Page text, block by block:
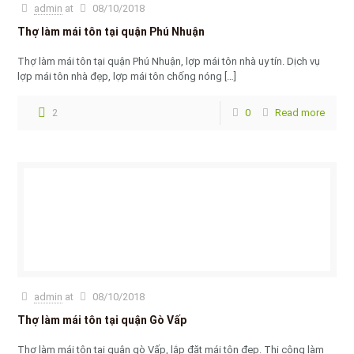
admin at 08/10/2018
Thợ làm mái tôn tại quận Phú Nhuận
Thợ làm mái tôn tại quận Phú Nhuận, lợp mái tôn nhà uy tín. Dịch vụ
lợp mái tôn nhà đẹp, lợp mái tôn chống nóng […]
2 0 Read more
admin at 08/10/2018
Thợ làm mái tôn tại quận Gò Vấp
Thợ làm mái tôn tại quận gò Vấp, lắp đặt mái tôn đẹp. Thi công làm